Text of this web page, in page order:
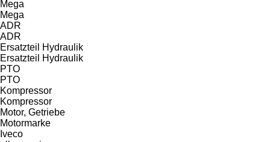
Mega
Mega
ADR
ADR
Ersatzteil Hydraulik
Ersatzteil Hydraulik
PTO
PTO
Kompressor
Kompressor
Motor, Getriebe
Motormarke
Iveco